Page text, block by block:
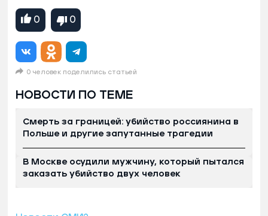
0 0
0 человек поделились статьей
НОВОСТИ ПО ТЕМЕ
Смерть за границей: убийство россиянина в
Польше и другие запутанные трагедии
В Москве осудили мужчину, который пытался
заказать убийство двух человек